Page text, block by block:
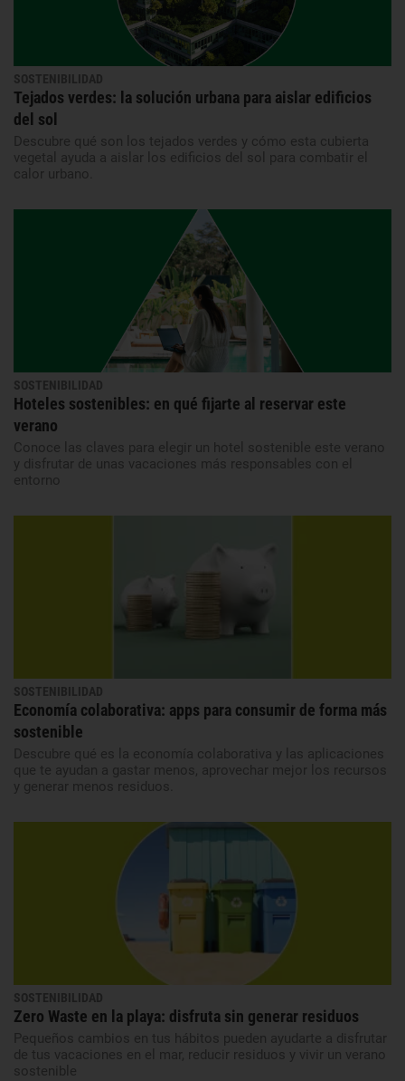
SOSTENIBILIDAD
Tejados verdes: la solución urbana para aislar edificios
del sol
Descubre qué son los tejados verdes y cómo esta cubierta
vegetal ayuda a aislar los edificios del sol para combatir el
calor urbano.
SOSTENIBILIDAD
Hoteles sostenibles: en qué fijarte al reservar este
verano
Conoce las claves para elegir un hotel sostenible este verano
y disfrutar de unas vacaciones más responsables con el
entorno
SOSTENIBILIDAD
Economía colaborativa: apps para consumir de forma más
sostenible
Descubre qué es la economía colaborativa y las aplicaciones
que te ayudan a gastar menos, aprovechar mejor los recursos
y generar menos residuos.
SOSTENIBILIDAD
Zero Waste en la playa: disfruta sin generar residuos
Pequeños cambios en tus hábitos pueden ayudarte a disfrutar
de tus vacaciones en el mar, reducir residuos y vivir un verano
sostenible